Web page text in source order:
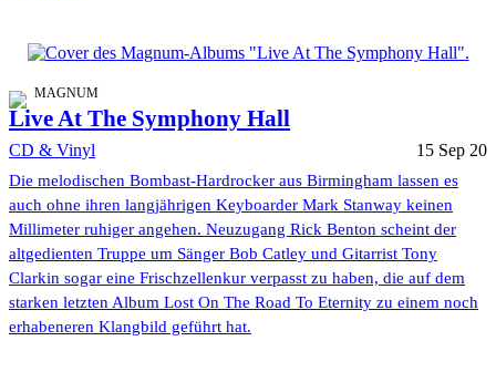
MAGNUM
Live At The Symphony Hall
CD & Vinyl 15 Sep 20
Die melodischen Bombast-Hardrocker aus Birmingham lassen es
auch ohne ihren langjährigen Keyboarder Mark Stanway keinen
Millimeter ruhiger angehen. Neuzugang Rick Benton scheint der
altgedienten Truppe um Sänger Bob Catley und Gitarrist Tony
Clarkin sogar eine Frischzellenkur verpasst zu haben, die auf dem
starken letzten Album Lost On The Road To Eternity zu einem noch
erhabeneren Klangbild geführt hat.